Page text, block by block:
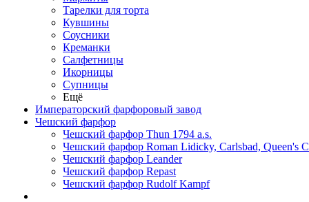
Тарелки для торта
Кувшины
Соусники
Креманки
Салфетницы
Икорницы
Супницы
Ещё
Императорский фарфоровый завод
Чешский фарфор
Чешский фарфор Thun 1794 a.s.
Чешский фарфор Roman Lidicky, Carlsbad, Queen's
Чешский фарфор Leander
Чешский фарфор Repast
Чешский фарфор Rudolf Kampf